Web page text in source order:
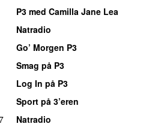
P3 med Camilla Jane Lea
Natradio
Go’ Morgen P3
Smag på P3
Log In på P3
Sport på 3’eren
Natradio